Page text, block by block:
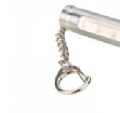
Module Diverse Arduino
Platforma de Dezvoltare
Conectica Arduino